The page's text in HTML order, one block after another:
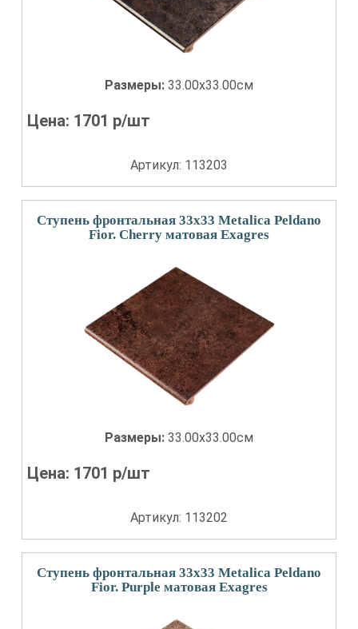
Размеры: 33.00x33.00см
Цена: 1701 р/шт
Артикул: 113203
Ступень фронтальная 33x33 Metalica Peldano
Fior. Cherry матовая Exagres
Размеры: 33.00x33.00см
Цена: 1701 р/шт
Артикул: 113202
Ступень фронтальная 33x33 Metalica Peldano
Fior. Purple матовая Exagres